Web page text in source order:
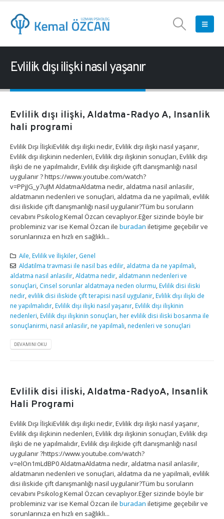
Evlilik dışı ilişki nasıl yaşanır
Evlilik dışı ilişki, Aldatma-Radyo A, Insanlik
hali programi
Evlilik Dışı İlişkiEvlilik dışı ilişki nedir, Evlilik dışı ilişki nasıl yaşanır,
Evlilik dışı ilişkinin nedenleri, Evlilik dışı ilişkinin sonuçları, Evlilik dışı
ilişki de ne yapılmalıdır, Evlilik dışı ilişkide çift danışmanlığı nasıl
uygulanır ? https://www.youtube.com/watch?
v=PPjJG_y7uJM AldatmaAldatma nedir, aldatma nasil anlasilir,
aldatmanın nedenleri ve sonuçlari, aldatma da ne yapilmali, evlilik
disi iliskide çift danışmanlığı nasil uygulanir?Tüm bu soruların
cevabını Psikolog Kemal Özcan cevaplıyor.Eğer sizinde böyle bir
probleminiz var ise Kemal Özcan ile buradan iletişime geçebilir ve
sorunlarınıza en hızlı en sağlıklı...
Aile, Evlilik ve İlişkiler, Genel
Aldatilma travmasi ile nasil bas edilir, aldatma da ne yapilmali,
aldatma nasil anlasilir, Aldatma nedir, aldatmanın nedenleri ve
sonuçlari, Cinsel sorunlar aldatmaya neden olurmu, Evlilik disi iliski
nedir, evlilik disi iliskide çift terapisi nasil uygulanir, Evlilik dışı ilişki de
ne yapılmalıdır, Evlilik dışı ilişki nasıl yaşanır, Evlilik dışı ilişkinin
nedenleri, Evlilik dışı ilişkinin sonuçları, her evlilik disi iliski bosanma ile
sonuçlanirmi, nasil anlasilir, ne yapilmali, nedenleri ve sonuçlari
DEVAMINI OKU
Evlilik disi iliski, Aldatma-RadyoA, Insanlik
Hali Programi
Evlilik Dışı İlişkiEvlilik dışı ilişki nedir, Evlilik dışı ilişki nasıl yaşanır,
Evlilik dışı ilişkinin nedenleri, Evlilik dışı ilişkinin sonuçları, Evlilik dışı
ilişki de ne yapılmalıdır, Evlilik dışı ilişkide çift danışmanlığı nasıl
uygulanır ?https://www.youtube.com/watch?
v=elOn1mLdBP0 AldatmaAldatma nedir, aldatma nasil anlasilir,
aldatmanın nedenleri ve sonuçlari, aldatma da ne yapilmali, evlilik
disi iliskide çift danışmanlığı nasil uygulanir?Tüm bu soruların
cevabını Psikolog Kemal Özcan cevaplıyor.Eğer sizinde böyle bir
probleminiz var ise Kemal Özcan ile buradan iletişime geçebilir ve
sorunlarınıza en hızlı en sağlıklı...